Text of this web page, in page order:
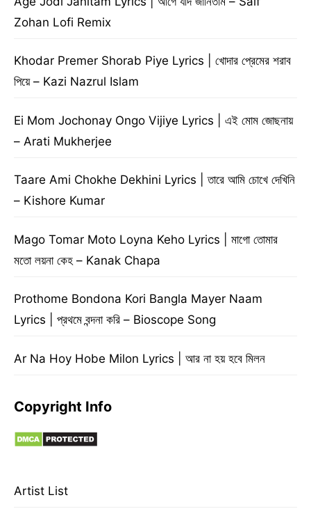
Zohan Lofi Remix
Khodar Premer Shorab Piye Lyrics | খোদার প্রেমের শরাব
পিয়ে – Kazi Nazrul Islam
Ei Mom Jochonay Ongo Vijiye Lyrics | এই মোম জোছনায়
– Arati Mukherjee
Taare Ami Chokhe Dekhini Lyrics | তারে আমি চোখে দেখিনি
– Kishore Kumar
Mago Tomar Moto Loyna Keho Lyrics | মাগো তোমার
মতো লয়না কেহ – Kanak Chapa
Prothome Bondona Kori Bangla Mayer Naam
Lyrics | প্রথমে বন্দনা করি – Bioscope Song
Ar Na Hoy Hobe Milon Lyrics | আর না হয় হবে মিলন
Copyright Info
Artist List